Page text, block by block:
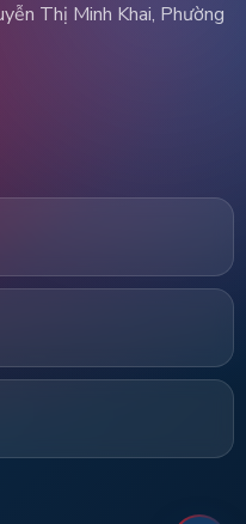
Thị Minh Khai, Phường